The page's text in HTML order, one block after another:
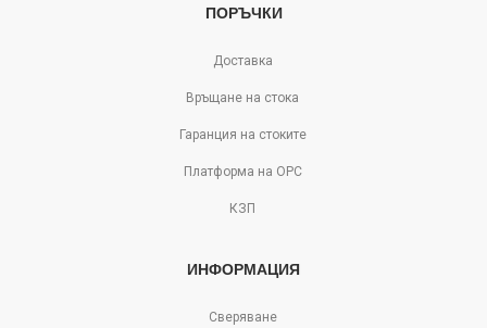
ПОРЪЧКИ
Доставка
Връщане на стока
Гаранция на стоките
Платформа на ОРС
КЗП
ИНФОРМАЦИЯ
Сверяване